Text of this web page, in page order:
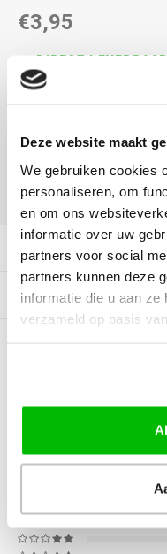
Deze website maakt
We gebruiken cookies
personaliseren, om
en om ons
informatie over uw
partners voor social
partners kunnen deze
informatie die u aan
verzameld op basis
€3,95
DIRECT LEVERBAAR
DELEN:
Specificaties
0